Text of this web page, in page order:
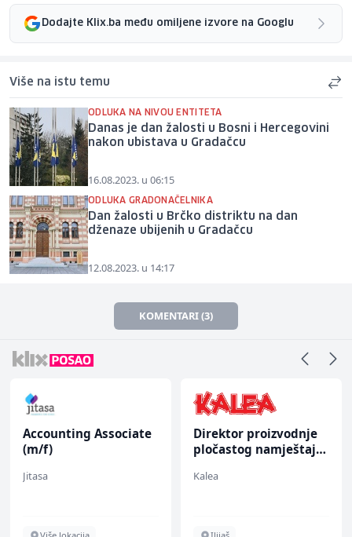
Dodajte Klix.ba među omiljene izvore na Googlu
Više na istu temu
ODLUKA NA NIVOU ENTITETA
Danas je dan žalosti u Bosni i Hercegovini
nakon ubistava u Gradačcu
16.08.2023. u 06:15
ODLUKA GRADONAČELNIKA
Dan žalosti u Brčko distriktu na dan
dženaze ubijenih u Gradačcu
12.08.2023. u 14:17
KOMENTARI (3)
Accounting Associate
(m/f)
Jitasa
Direktor proizvodnje
pločastog namještaja
Kalea